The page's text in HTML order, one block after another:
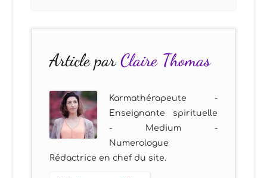
Article parClaire Thomas
Karmathérapeute -
Enseignante spirituelle
- Medium -
Numerologue
Rédactrice en chef du site.